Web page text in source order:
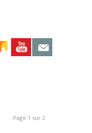
Page 1 sur 2